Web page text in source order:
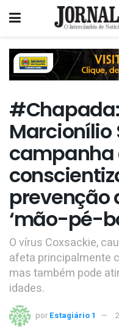
Marcionílio
campanha
prevenção
‘mão-pé-
O vírus Coxsackie,
afeta principalmente
mas também pode
idades.
por Estagiário 1